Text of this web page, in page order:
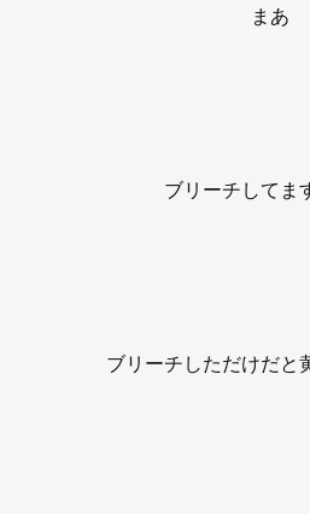
まあ
ブリーチしてま
ブリーチしただけだと